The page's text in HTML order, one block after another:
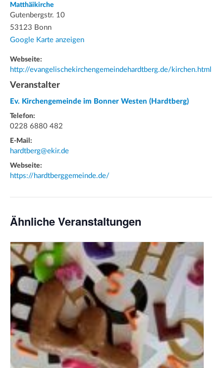
Matthäikirche
Gutenbergstr. 10
53123 Bonn
Google Karte anzeigen
Webseite:
http://evangelischekirchengemeindehardtberg.de/kirchen.html
Veranstalter
Ev. Kirchengemeinde im Bonner Westen (Hardtberg)
Telefon:
0228 6880 482
E-Mail:
hardtberg@ekir.de
Webseite:
https://hardtberggemeinde.de/
Ähnliche Veranstaltungen